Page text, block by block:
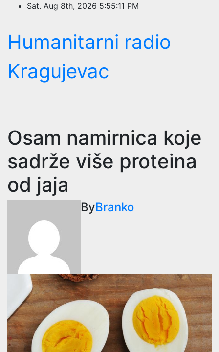
Sat. Aug 8th, 2026 5:55:11 PM
Humanitarni radio
Kragujevac
Osam namirnica koje
sadrže više proteina
od jaja
ByBranko